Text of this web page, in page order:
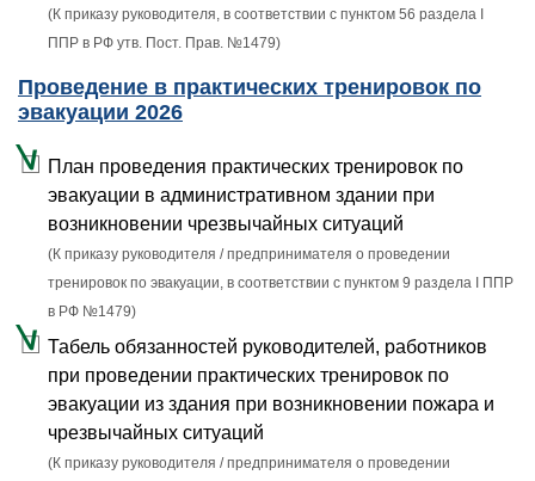
(К приказу руководителя, в соответствии с пунктом 56 раздела I
ППР в РФ утв. Пост. Прав. №1479)
Проведение в практических тренировок по
эвакуации 2026
План проведения практических тренировок по
эвакуации в административном здании при
возникновении чрезвычайных ситуаций
(К приказу руководителя / предпринимателя о проведении
тренировок по эвакуации, в соответствии с пунктом 9 раздела I ППР
в РФ №1479)
Табель обязанностей руководителей, работников
при проведении практических тренировок по
эвакуации из здания при возникновении пожара и
чрезвычайных ситуаций
(К приказу руководителя / предпринимателя о проведении